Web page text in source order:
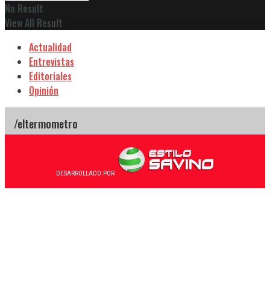
No Result
View All Result
Actualidad
Entrevistas
Editoriales
Opinión
DESARROLLADO POR